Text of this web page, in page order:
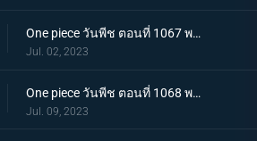
One piece วันพีช ตอนที่ 1067 พากย์ไทย สู่ยุคสมัยใหม่ บทสรุปความมุ่งมั่นของพวกเด็กเหลือขอ
Jul. 02, 2023
One piece วันพีช ตอนที่ 1068 พากย์ไทย เจ้าหญิงจันทราดังก้อง ฉากสุดท้ายของแคว้นวาโนะ
Jul. 09, 2023